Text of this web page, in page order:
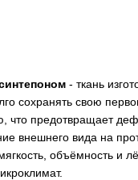
- ткань
сохранять свою
что предотвращает
внешнего вида на
объёмность и